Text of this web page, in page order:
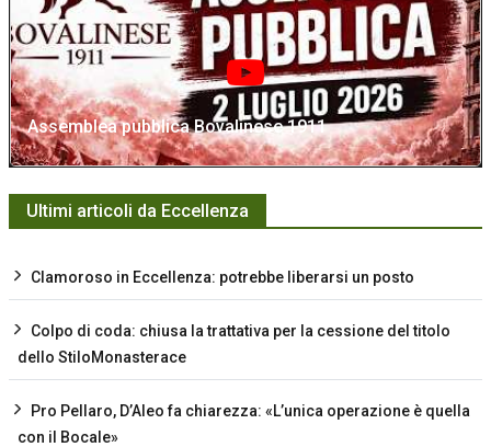
Assemblea pubblica Bovalinese 1911
Ultimi articoli da Eccellenza
Clamoroso in Eccellenza: potrebbe liberarsi un posto
Colpo di coda: chiusa la trattativa per la cessione del titolo
dello StiloMonasterace
Pro Pellaro, D’Aleo fa chiarezza: «L’unica operazione è quella
con il Bocale»